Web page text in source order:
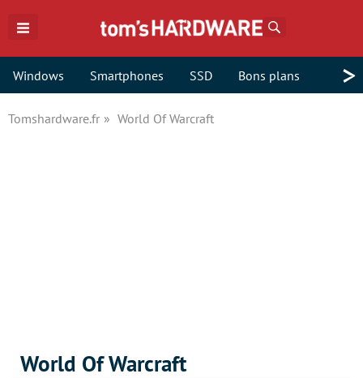
Windows Smartphones SSD Bons plans >
Tomshardware.fr World Of Warcraft
World Of Warcraft